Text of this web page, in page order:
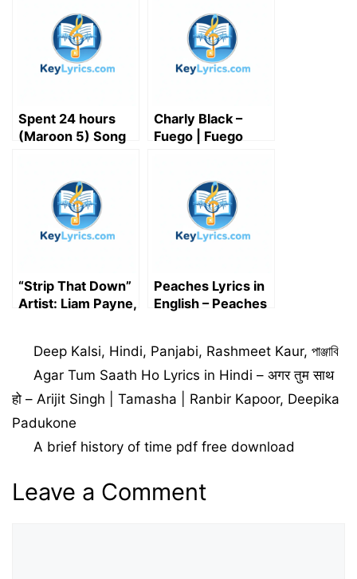
k
Spent 24 hours
(Maroon 5) Song
Charly Black –
Fuego | Fuego
“Strip That Down”
Artist: Liam Payne,
Lyrics)
Peaches Lyrics in
English – Peaches
Categories
Deep Kalsi, Hindi, Panjabi, Rashmeet Kaur,পাঞ্জাবি
Agar Tum Saath Ho Lyrics in Hindi – अगर तुम साथ
हो – Arijit Singh | Tamasha | Ranbir Kapoor, Deepika
Padukone
A brief history of time pdf free download
Leave a Comment